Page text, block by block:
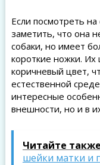
Если посмотреть
заметить, что она
собаки, но имеет
короткие ножки.
коричневый цвет,
естественной
интересные
внешности, но и в
Читайте
шейки матки и